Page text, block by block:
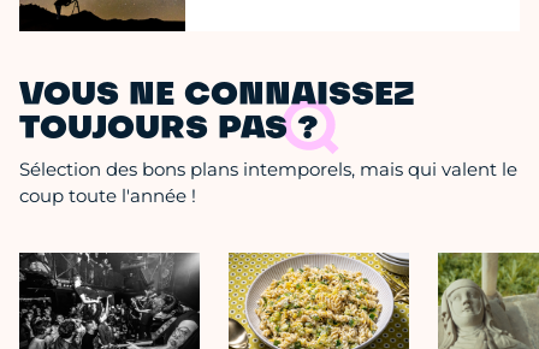
VOUS NE CONNAISSEZ
TOUJOURS PAS ?
Sélection des bons plans intemporels, mais qui valent le
coup toute l'année !